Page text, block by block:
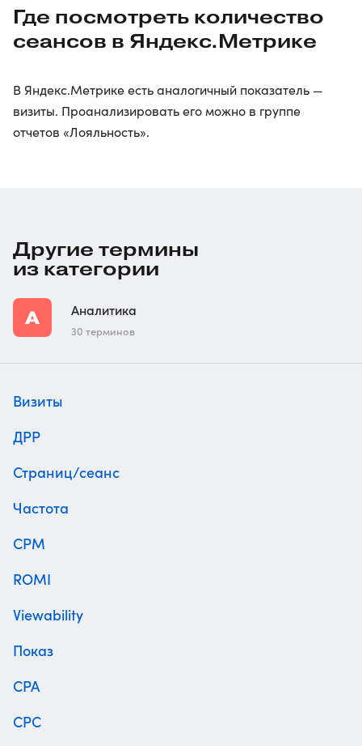
Где посмотреть количество
сеансов в Яндекс.Метрике
В Яндекс.Метрике есть аналогичный показатель —
визиты. Проанализировать его можно в группе
отчетов «Лояльность».
Другие термины
из категории
Аналитика
30 терминов
Визиты
ДРР
Страниц/сеанс
Частота
CPM
ROMI
Viewability
Показ
CPA
CPC